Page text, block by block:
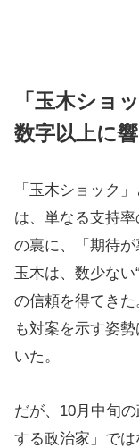
「玉木ショ
数字以上に
「玉木ショック
は、単なる支持
の裏に、「期待が
玉木は、数少ない
の信頼を得てき
も対案を示す姿
いた。
だが、10月中旬
する政治家」で